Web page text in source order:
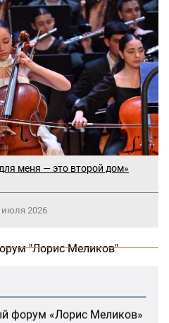
меня — это второй дом»
июля 2026
"Лорис Меликов"
заседание
геноцидов»
начинает свою
форум «Лорис Меликов»
плавание